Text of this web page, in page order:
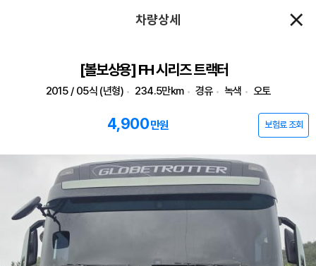
차량상세
[볼보상용] FH 시리즈 트랙터
2015 / 05식 (년형) 234.5만km 경유 녹색 오토
4,900만원 보험료 조회